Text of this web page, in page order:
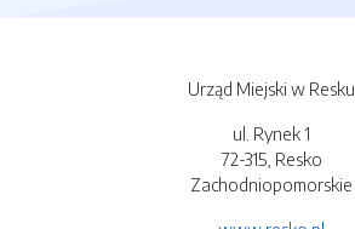
Urząd Miejski w Resku
ul. Rynek 1
72-315, Resko
Zachodniopomorskie